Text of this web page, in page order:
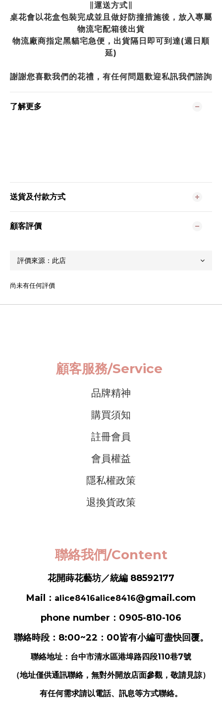
∥運送方式∥
桌花會以花盒包裝完成並且做好防撞措施後，放入專屬
物流宅配箱後出貨
物流廠商指定黑貓宅急便，出貨隔日即可到達(週日順
延)
謝謝您喜歡我們的花禮，有任何問題歡迎私訊我們諮詢
了解更多
送貨及付款方式
顧客評價
尚未有任何評價
顧客服務/Service
品牌精神
購買須知
註冊會員
會員權益
隱私權政策
退換貨政策
聯絡我們/Content
花開蒔花藝坊／統編 88592177
Mail： alice8416alice8416@gmail.com
phone number：0905-810-106
聯絡時段：8:00~22：00皆有小編可盡快回覆。
聯絡地址： 台中市清水區港埠路四段110巷7號
（地址僅供通訊聯絡，無對外開放店面參觀，敬請見諒）
有任何需求請以電話、訊息等方式聯絡。